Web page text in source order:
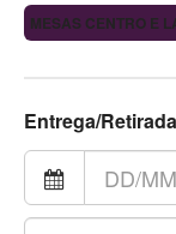
MESAS CENTRO E
Entrega/Retirada